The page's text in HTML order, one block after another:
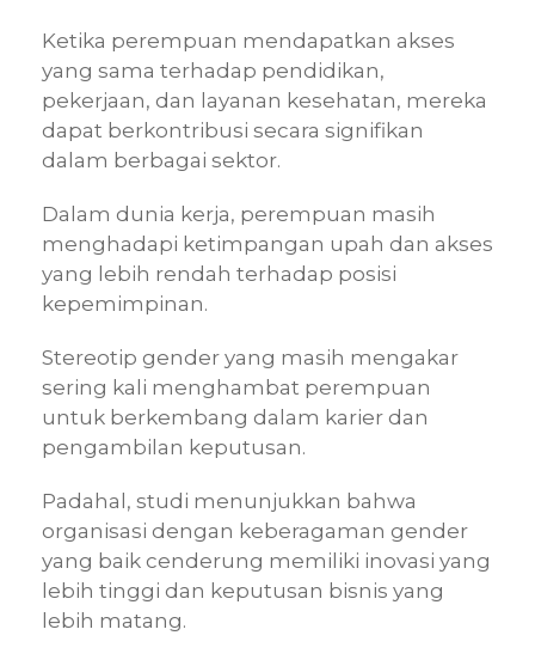
Ketika perempuan mendapatkan akses
yang sama terhadap pendidikan,
pekerjaan, dan layanan kesehatan, mereka
dapat berkontribusi secara signifikan
dalam berbagai sektor.
Dalam dunia kerja, perempuan masih
menghadapi ketimpangan upah dan akses
yang lebih rendah terhadap posisi
kepemimpinan.
Stereotip gender yang masih mengakar
sering kali menghambat perempuan
untuk berkembang dalam karier dan
pengambilan keputusan.
Padahal, studi menunjukkan bahwa
organisasi dengan keberagaman gender
yang baik cenderung memiliki inovasi yang
lebih tinggi dan keputusan bisnis yang
lebih matang.